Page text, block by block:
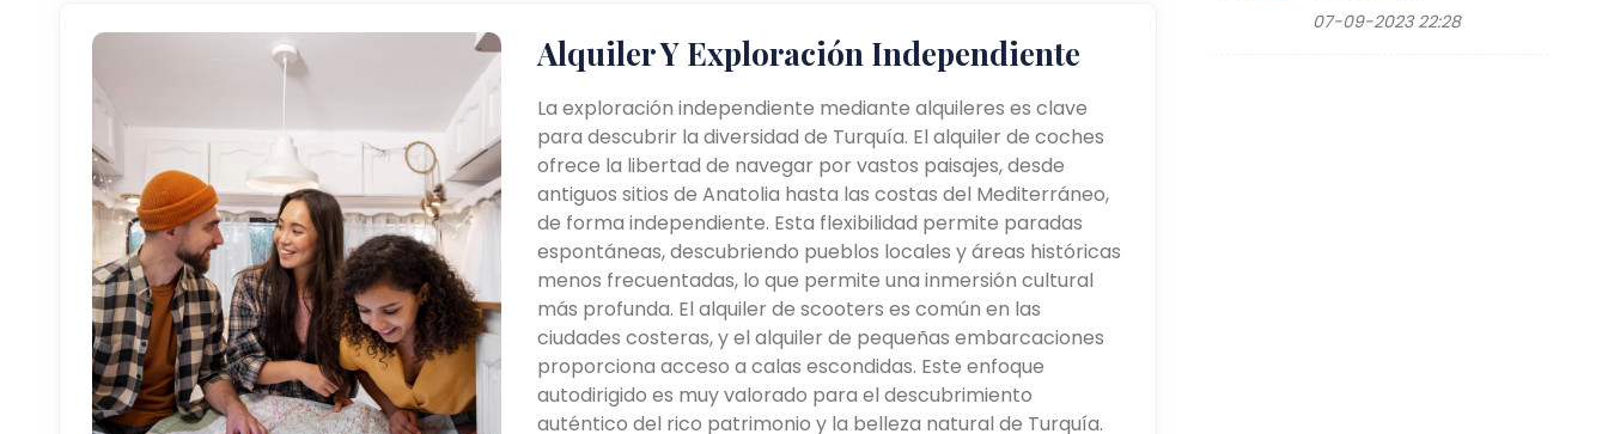
Alquiler Y Exploración Independiente
La exploración independiente mediante alquileres es clave
para descubrir la diversidad de Turquía. El alquiler de coches
ofrece la libertad de navegar por vastos paisajes, desde
antiguos sitios de Anatolia hasta las costas del Mediterráneo,
de forma independiente. Esta flexibilidad permite paradas
espontáneas, descubriendo pueblos locales y áreas históricas
menos frecuentadas, lo que permite una inmersión cultural
más profunda. El alquiler de scooters es común en las
ciudades costeras, y el alquiler de pequeñas embarcaciones
proporciona acceso a calas escondidas. Este enfoque
autodirigido es muy valorado para el descubrimiento
auténtico del rico patrimonio y la belleza natural de Turquía.
07-09-2023 22:28